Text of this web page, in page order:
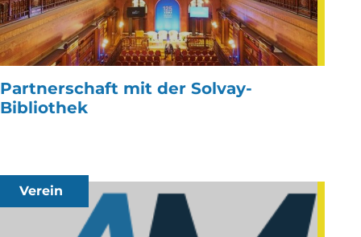
Partnerschaft mit der Solvay-
Bibliothek
Verein